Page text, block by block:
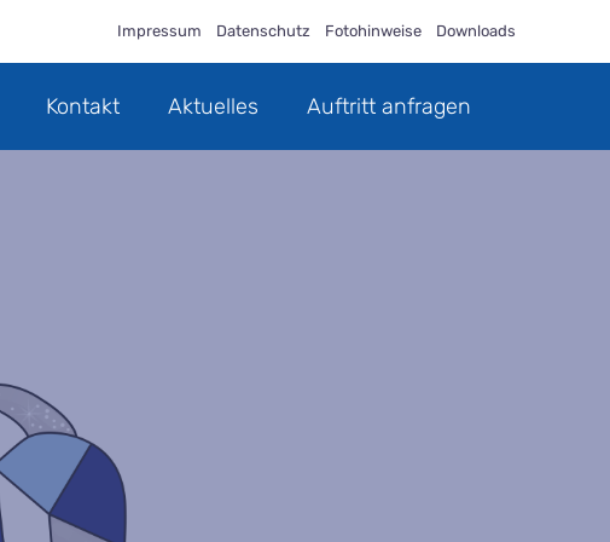
Impressum Datenschutz Fotohinweise Downloads
Kontakt Aktuelles Auftritt anfragen